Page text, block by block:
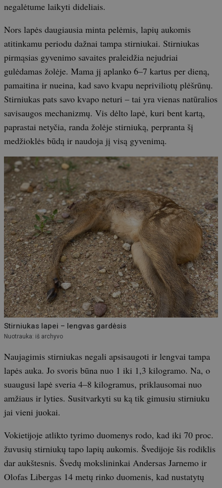
negalėtume laikyti dideliais.
Nors lapės daugiausia minta pelėmis, lapių aukomis
atitinkamu periodu dažnai tampa stirniukai. Stirniukas
pirmąsias gyvenimo savaites praleidžia nejudriai
gulėdamas žolėje. Mama jį aplanko 6–7 kartus per dieną,
pamaitina ir nueina, kad savo kvapu nepriviliotų plėšrūnų.
Stirniukas pats savo kvapo neturi – tai yra vienas natūralios
savisaugos mechanizmų. Vis dėlto lapė, kuri bent kartą,
paprastai netyčia, randa žolėje stirniuką, perpranta šį
medžioklės būdą ir naudoja jį visą gyvenimą.
Stirniukas lapei – lengvas gardėsis
Nuotrauka: iš archyvo
Naujagimis stirniukas negali apsisaugoti ir lengvai tampa
lapės auka. Jo svoris būna nuo 1 iki 1,3 kilogramo. Na, o
suaugusi lapė sveria 4–8 kilogramus, priklausomai nuo
amžiaus ir lyties. Susitvarkyti su ką tik gimusiu stirniuku
jai vieni juokai.
Vokietijoje atlikto tyrimo duomenys rodo, kad iki 70 proc.
žuvusių stirniukų tapo lapių aukomis. Švedijoje šis rodiklis
dar aukštesnis. Švedų mokslininkai Andersas Jarnemo ir
Olofas Libergas 14 metų rinko duomenis, kad nustatytų